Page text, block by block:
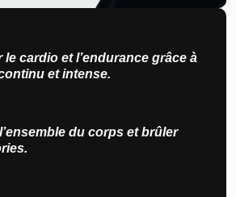
le cardio et l’endurance grâce à
et intense.
du corps et brûler